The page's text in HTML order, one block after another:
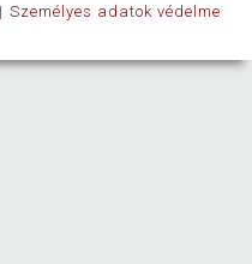
Személyes adatok védelme